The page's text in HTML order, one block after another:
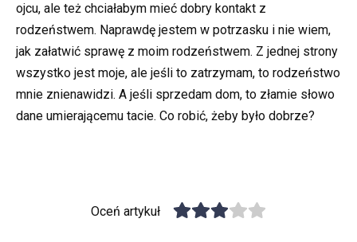
ojcu, ale też chciałabym mieć dobry kontakt z
rodzeństwem. Naprawdę jestem w potrzasku i nie wiem,
jak załatwić sprawę z moim rodzeństwem. Z jednej strony
wszystko jest moje, ale jeśli to zatrzymam, to rodzeństwo
mnie znienawidzi. A jeśli sprzedam dom, to złamie słowo
dane umierającemu tacie. Co robić, żeby było dobrze?
Oceń artykuł